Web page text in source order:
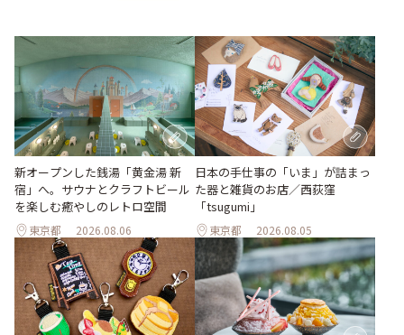
新オープンした銭湯「黄金湯 新
宿」へ。サウナとクラフトビール
を楽しむ癒やしのレトロ空間
東京都 2026.08.06
日本の手仕事の「いま」が詰まっ
た器と雑貨のお店／西荻窪
「tsugumi」
東京都 2026.08.05